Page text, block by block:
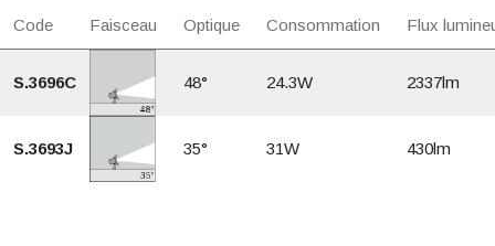
Code Faisceau Optique Consommation Flux
S.3696C 48° 24.3W 2337lm
S.3693J 35° 31W 430lm